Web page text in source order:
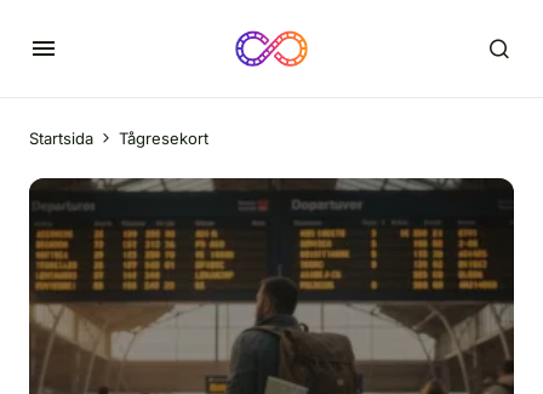
Startsida Tågresekort